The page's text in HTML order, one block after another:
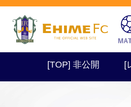
[TOP] 非公開 [レ